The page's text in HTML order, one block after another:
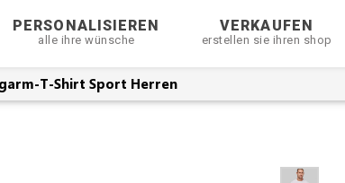
PERSONALISIEREN
alle ihre wünsche
VERKAUFEN
erstellen sie ihren shop
T-Shirt Sport Herren